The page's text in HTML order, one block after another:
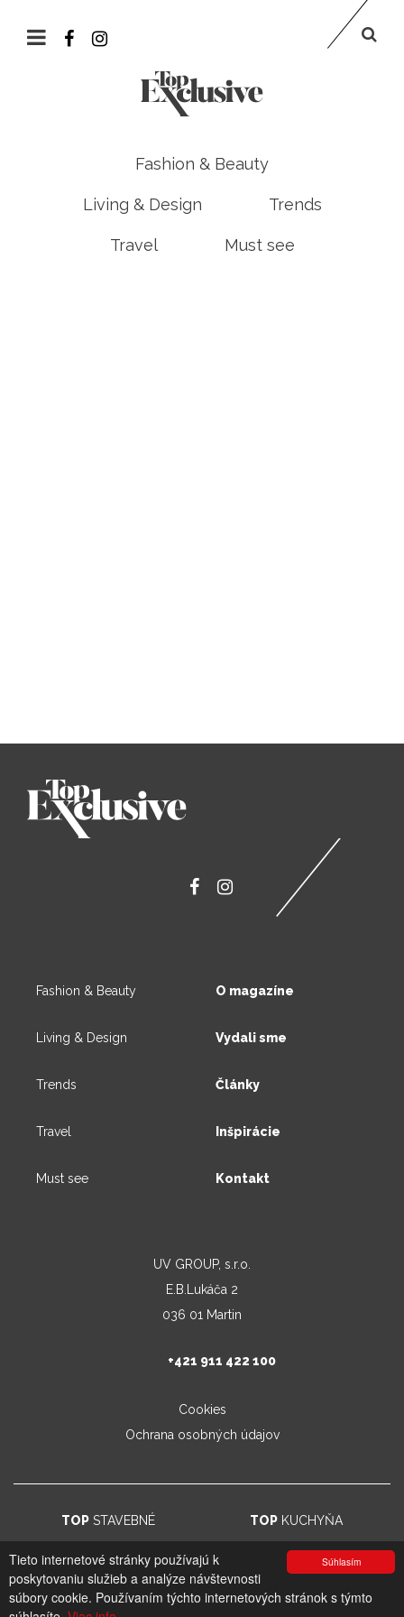
Súhlasím
Tieto internetové stránky používajú k
poskytovaniu služieb a analýze návštevnosti
súbory cookie. Používaním týchto internetových stránok s týmto
Fashion & Beauty
Living & Design Trends
Travel Must see
Fashion & Beauty
Living & Design
Trends
Travel
Must see
O magazíne
Vydali sme
Články
Inšpirácie
Kontakt
UV GROUP, s.r.o.
E.B.Lukáča 2
036 01 Martin
+421 911 422 100
Cookies
Ochrana osobných údajov
TOPSTAVEBNÉ TOP KUCHYŇA
© 2026. UV GROUP s.r.o. | Created by CTS Europe s.r.o.